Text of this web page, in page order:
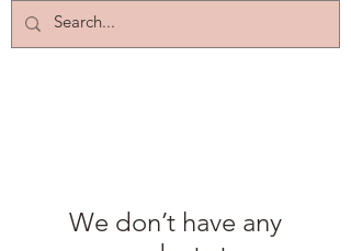
We don’t have any